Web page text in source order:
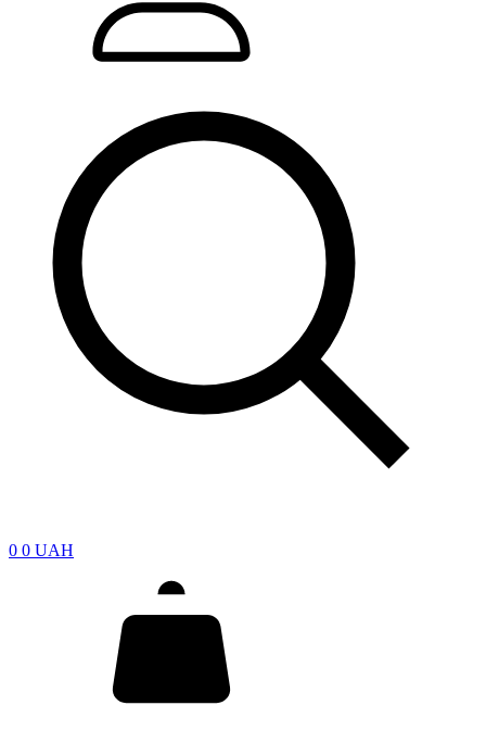
0 0 UAH